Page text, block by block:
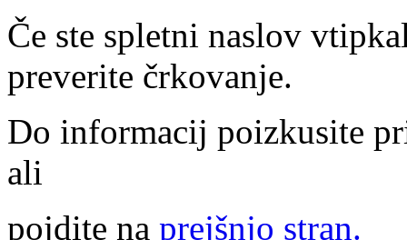
Če ste spletni naslov
preverite črkovanje.
Do informacij poizkusite
ali
pojdite na prejšnjo stran.